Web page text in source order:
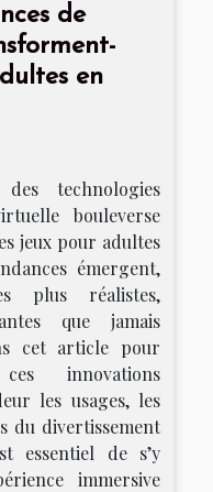
de
en
technologies
bouleverse
jeux pour adultes
émergent,
plus réalistes,
que jamais
cet article pour
innovations
les usages, les
du divertissement
essentiel de s’y
immersive